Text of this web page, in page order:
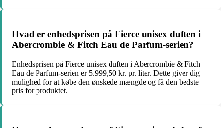
Hvad er enhedsprisen på Fierce unisex duften i
Abercrombie & Fitch Eau de Parfum-serien?
Enhedsprisen på Fierce unisex duften i Abercrombie & Fitch
Eau de Parfum-serien er 5.999,50 kr. pr. liter. Dette giver dig
mulighed for at købe den ønskede mængde og få den bedste
pris for produktet.